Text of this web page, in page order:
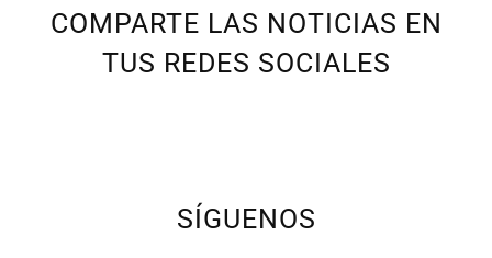
COMPARTE LAS NOTICIAS EN
TUS REDES SOCIALES
SÍGUENOS